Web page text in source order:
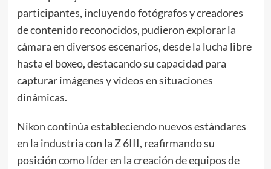
participantes, incluyendo fotógrafos y creadores
de contenido reconocidos, pudieron explorar la
cámara en diversos escenarios, desde la lucha libre
hasta el boxeo, destacando su capacidad para
capturar imágenes y videos en situaciones
dinámicas.
Nikon continúa estableciendo nuevos estándares
en la industria con la Z 6III, reafirmando su
posición como líder en la creación de equipos de